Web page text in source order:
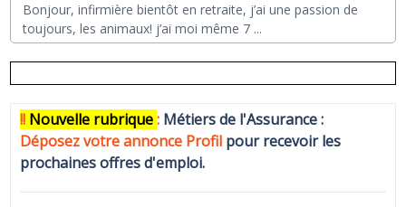
Bonjour, infirmière bientôt en retraite, j’ai une passion de
toujours, les animaux! j’ai moi même 7 ...
!! Nouvelle rubrique: Métiers de l'Assurance :
Déposez votre annonce Profil pour recevoir les
prochaines offres d'emploi.